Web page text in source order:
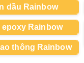
dầu Rainbow
Rainbow
thông Rainbow